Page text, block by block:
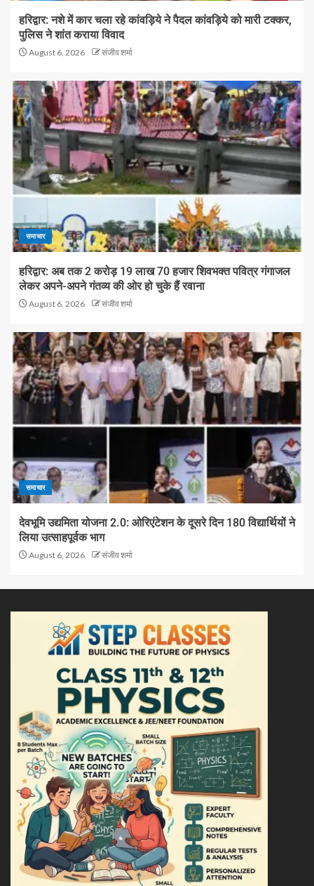
हरिद्वार: नशे में कार चला रहे कांवड़िये ने पैदल कांवड़िये को मारी टक्कर,
पुलिस ने शांत कराया विवाद
August 6, 2026 संजीव शर्मा
समाचार
हरिद्वार: अब तक 2 करोड़ 19 लाख 70 हजार शिवभक्त पवित्र गंगाजल
लेकर अपने-अपने गंतव्य की ओर हो चुके हैं रवाना
August 6, 2026 संजीव शर्मा
समाचार
देवभूमि उद्यमिता योजना 2.0: ओरिएंटेशन के दूसरे दिन 180 विद्यार्थियों ने
लिया उत्साहपूर्वक भाग
August 6, 2026 संजीव शर्मा